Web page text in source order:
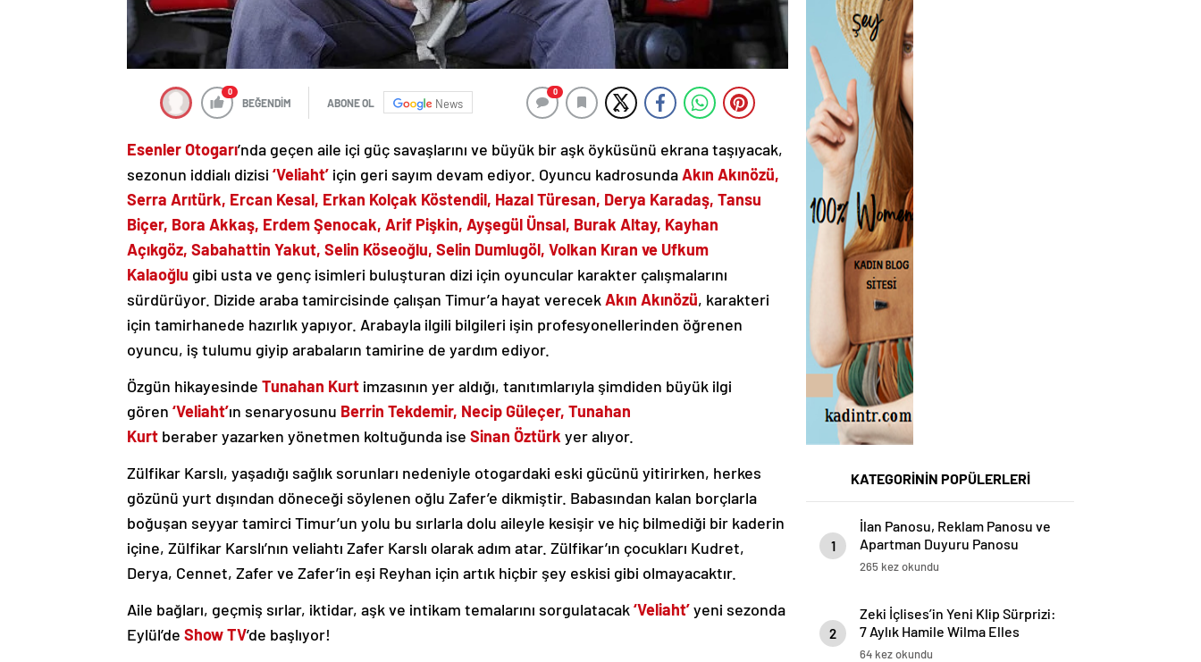
0
BEĞENDİM ABONE OL News
0
Esenler Otogarı’nda geçen aile içi güç savaşlarını ve büyük bir aşk öyküsünü ekrana taşıyacak,
sezonun iddialı dizisi ‘Veliaht’ için geri sayım devam ediyor. Oyuncu kadrosundaAkın Akınözü,
Serra Arıtürk, Ercan Kesal, Erkan Kolçak Köstendil, Hazal Türesan, Derya Karadaş, Tansu
Biçer, Bora Akkaş, Erdem Şenocak, Arif Pişkin, Ayşegül Ünsal, Burak Altay, Kayhan
Açıkgöz, Sabahattin Yakut, Selin Köseoğlu, Selin Dumlugöl, Volkan Kıran ve Ufkum
Kalaoğlu gibi usta ve genç isimleri buluşturan dizi için oyuncular karakter çalışmalarını
sürdürüyor. Dizide araba tamircisinde çalışan Timur’a hayat verecekAkın Akınözü, karakteri
için tamirhanede hazırlık yapıyor. Arabayla ilgili bilgileri işin profesyonellerinden öğrenen
oyuncu, iş tulumu giyip arabaların tamirine de yardım ediyor.
Özgün hikayesinde Tunahan Kurt imzasının yer aldığı, tanıtımlarıyla şimdiden büyük ilgi
gören ‘Veliaht’ın senaryosunu Berrin Tekdemir, Necip Güleçer, Tunahan
Kurt beraber yazarken yönetmen koltuğunda ise Sinan Öztürk yer alıyor.
Zülfikar Karslı, yaşadığı sağlık sorunları nedeniyle otogardaki eski gücünü yitirirken, herkes
gözünü yurt dışından döneceği söylenen oğlu Zafer’e dikmiştir. Babasından kalan borçlarla
boğuşan seyyar tamirci Timur’un yolu bu sırlarla dolu aileyle kesişir ve hiç bilmediği bir kaderin
içine, Zülfikar Karslı’nın veliahtı Zafer Karslı olarak adım atar. Zülfikar’ın çocukları Kudret,
Derya, Cennet, Zafer ve Zafer’in eşi Reyhan için artık hiçbir şey eskisi gibi olmayacaktır.
Aile bağları, geçmiş sırlar, iktidar, aşk ve intikam temalarını sorgulatacak‘Veliaht’yeni sezonda
Eylül’de Show TV’de başlıyor!
KATEGORİNİN POPÜLERLERİ
1
İlan Panosu, Reklam Panosu ve
Apartman Duyuru Panosu
Kullanım Alanları ve Avantajları
265 kez okundu
2
Zeki İçlises’in Yeni Klip Sürprizi:
7 Aylık Hamile Wilma Elles
Kamera Karşısında!
64 kez okundu